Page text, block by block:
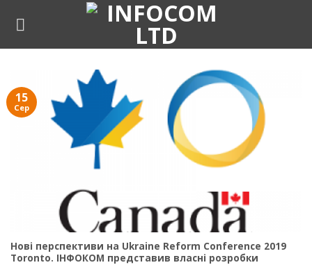
Нові перспективи на Ukraine Reform Conference 2019
Toronto. ІНФОКОМ представив власні розробки
15
Сер